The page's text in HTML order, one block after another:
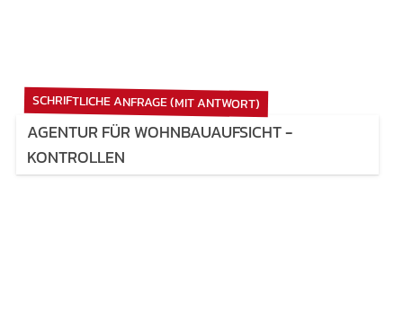
SCHRIFTLICHE ANFRAGE (MIT ANTWORT)
AGENTUR FÜR WOHNBAUAUFSICHT −
KONTROLLEN